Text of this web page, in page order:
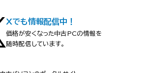
Xでも情報配信中！
価格が安くなった中古PCの情報を
随時配信しています。